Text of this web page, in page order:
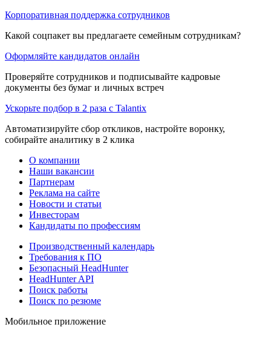
Корпоративная поддержка сотрудников
Какой соцпакет вы предлагаете семейным сотрудникам?
Оформляйте кандидатов онлайн
Проверяйте сотрудников и подписывайте кадровые
документы без бумаг и личных встреч
Ускорьте подбор в 2 раза с Talantix
Автоматизируйте сбор откликов, настройте воронку,
собирайте аналитику в 2 клика
О компании
Наши вакансии
Партнерам
Реклама на сайте
Новости и статьи
Инвесторам
Кандидаты по профессиям
Производственный календарь
Требования к ПО
Безопасный HeadHunter
HeadHunter API
Поиск работы
Поиск по резюме
Мобильное приложение